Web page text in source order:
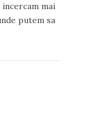
incercam mai
putem sa